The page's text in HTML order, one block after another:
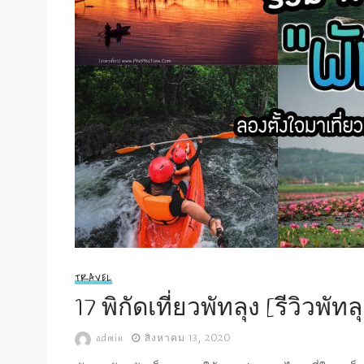
TRAVEL
17 พิกัดเที่ยวพัทลุง [รีวิวพัท
admin สิงหาคม 13, 2020